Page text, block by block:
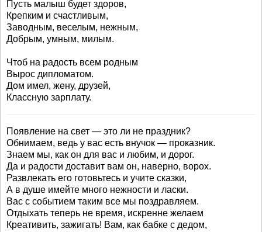
Пусть малыш будет здоров,
Крепким и счастливым,
Заводным, веселым, нежным,
Добрым, умным, милым.
Чтоб на радость всем родным
Вырос дипломатом.
Дом имел, жену, друзей,
Классную зарплату.
Появление на свет — это ли не праздник?
Обнимаем, ведь у вас есть внучок — проказник.
Знаем мы, как он для вас и любим, и дорог.
Да и радости доставит вам он, наверно, ворох.
Развлекать его готовьтесь и учите сказки,
А в душе имейте много нежности и ласки.
Вас с событием таким все мы поздравляем.
Отдыхать теперь не время, искренне желаем
Креативить, зажигать! Вам, как бабке с дедом,